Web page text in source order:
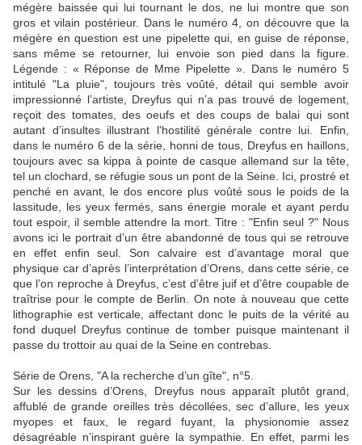
mégère baissée qui lui tournant le dos, ne lui montre que son
gros et vilain postérieur. Dans le numéro 4, on découvre que la
mégère en question est une pipelette qui, en guise de réponse,
sans même se retourner, lui envoie son pied dans la figure.
Légende : « Réponse de Mme Pipelette ». Dans le numéro 5
intitulé "La pluie", toujours très voûté, détail qui semble avoir
impressionné l’artiste, Dreyfus qui n’a pas trouvé de logement,
reçoit des tomates, des oeufs et des coups de balai qui sont
autant d’insultes illustrant l'hostilité générale contre lui. Enfin,
dans le numéro 6 de la série, honni de tous, Dreyfus en haillons,
toujours avec sa kippa à pointe de casque allemand sur la tête,
tel un clochard, se réfugie sous un pont de la Seine. Ici, prostré et
penché en avant, le dos encore plus voûté sous le poids de la
lassitude, les yeux fermés, sans énergie morale et ayant perdu
tout espoir, il semble attendre la mort. Titre : "Enfin seul ?" Nous
avons ici le portrait d’un être abandonné de tous qui se retrouve
en effet enfin seul. Son calvaire est d’avantage moral que
physique car d’après l’interprétation d’Orens, dans cette série, ce
que l’on reproche à Dreyfus, c’est d’être juif et d’être coupable de
traîtrise pour le compte de Berlin. On note à nouveau que cette
lithographie est verticale, affectant donc le puits de la vérité au
fond duquel Dreyfus continue de tomber puisque maintenant il
passe du trottoir au quai de la Seine en contrebas.
Série de Orens, "A la recherche d’un gîte", n°5.
Sur les dessins d’Orens, Dreyfus nous apparaît plutôt grand,
affublé de grande oreilles très décollées, sec d’allure, les yeux
myopes et faux, le regard fuyant, la physionomie assez
désagréable n’inspirant guère la sympathie. En effet, parmi les